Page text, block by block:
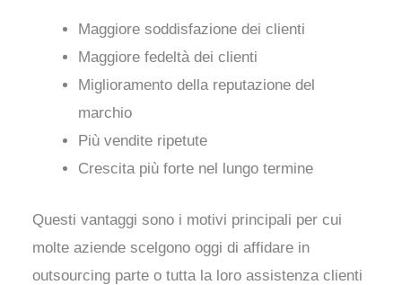
Maggiore soddisfazione dei clienti
Maggiore fedeltà dei clienti
Miglioramento della reputazione del
marchio
Più vendite ripetute
Crescita più forte nel lungo termine
Questi vantaggi sono i motivi principali per cui
molte aziende scelgono oggi di affidare in
outsourcing parte o tutta la loro assistenza clienti